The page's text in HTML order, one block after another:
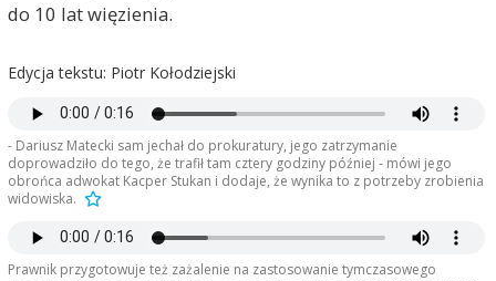
do 10 lat więzienia.
Edycja tekstu: Piotr Kołodziejski
- Dariusz Matecki sam jechał do prokuratury, jego zatrzymanie
doprowadziło do tego, że trafił tam cztery godziny później - mówi jego
obrońca adwokat Kacper Stukan i dodaje, że wynika to z potrzeby zrobienia
widowiska.
Prawnik przygotowuje też zażalenie na zastosowanie tymczasowego